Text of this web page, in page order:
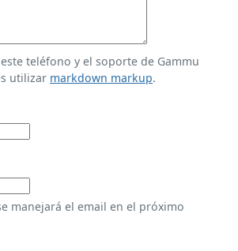
teléfono y el soporte de Gammu
utilizar markdown markup.
manejará el email en el próximo